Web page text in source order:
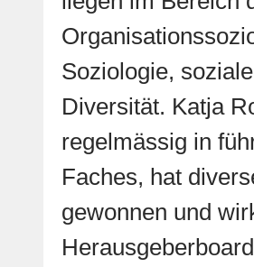
Soziologie,
Diversität. Katja
regelmässig in
Faches, hat
gewonnen und